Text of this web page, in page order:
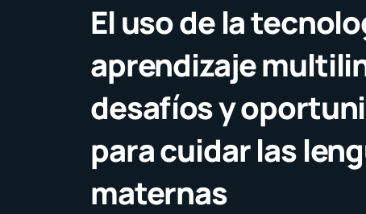
El uso de la
aprendizaje
desafíos y
para cuidar las
maternas